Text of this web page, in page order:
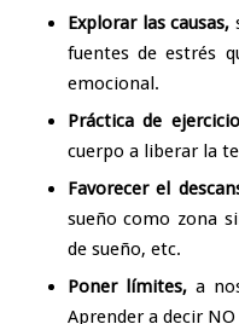
Explorar las causas,
fuentes de estrés
emocional.
Práctica de
cuerpo a liberar la
Favorecer el
sueño como zona
de sueño, etc.
Poner límites,a
Aprender a decir